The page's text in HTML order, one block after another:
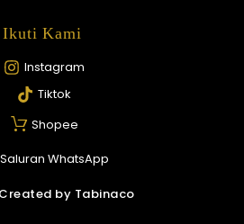
Ikuti Kami
Instagram
Tiktok
Shopee
Saluran WhatsApp
by Tabinaco